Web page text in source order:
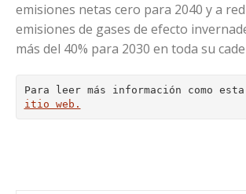
emisiones netas cero para 2040 y a
emisiones de gases de efecto
más del 40% para 2030 en toda su
Para leer más información como
itio web.